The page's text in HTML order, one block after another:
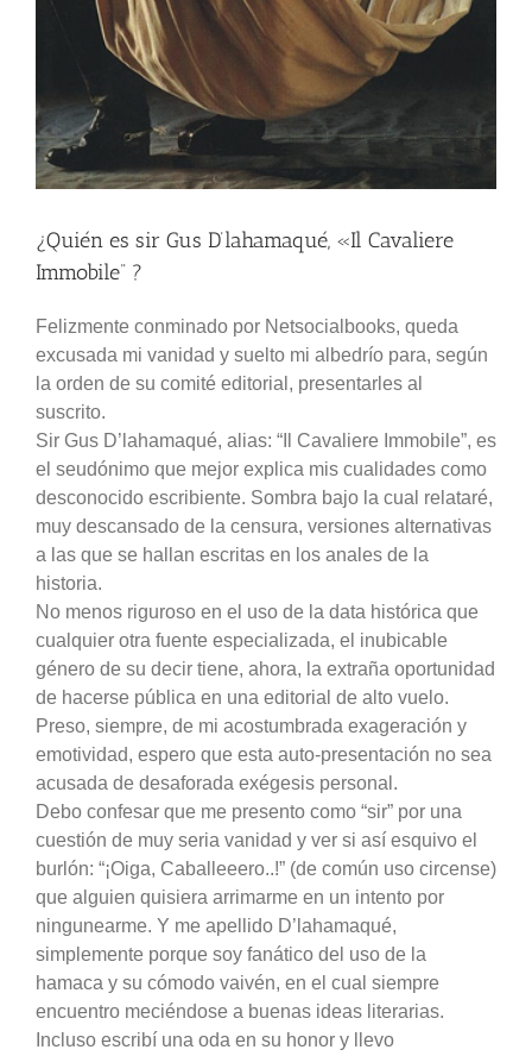
¿Quién es sir Gus D’lahamaqué, «Il Cavaliere
Immobile” ?
Felizmente conminado por Netsocialbooks, queda
excusada mi vanidad y suelto mi albedrío para, según
la orden de su comité editorial, presentarles al
suscrito.
Sir Gus D’lahamaqué, alias: “Il Cavaliere Immobile”, es
el seudónimo que mejor explica mis cualidades como
desconocido escribiente. Sombra bajo la cual relataré,
muy descansado de la censura, versiones alternativas
a las que se hallan escritas en los anales de la
historia.
No menos riguroso en el uso de la data histórica que
cualquier otra fuente especializada, el inubicable
género de su decir tiene, ahora, la extraña oportunidad
de hacerse pública en una editorial de alto vuelo.
Preso, siempre, de mi acostumbrada exageración y
emotividad, espero que esta auto-presentación no sea
acusada de desaforada exégesis personal.
Debo confesar que me presento como “sir” por una
cuestión de muy seria vanidad y ver si así esquivo el
burlón: “¡Oiga, Caballeeero..!” (de común uso circense)
que alguien quisiera arrimarme en un intento por
ningunearme. Y me apellido D’lahamaqué,
simplemente porque soy fanático del uso de la
hamaca y su cómodo vaivén, en el cual siempre
encuentro meciéndose a buenas ideas literarias.
Incluso escribí una oda en su honor y llevo